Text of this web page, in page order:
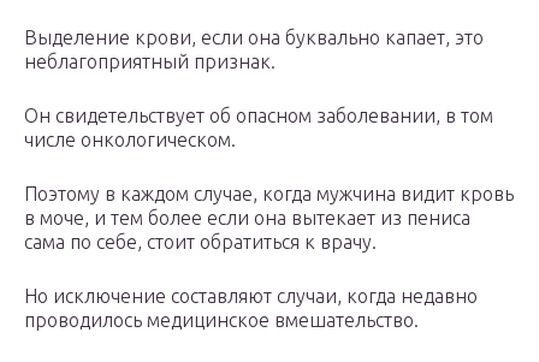
Выделение крови, если она буквально капает, это
неблагоприятный признак.
Он свидетельствует об опасном заболевании, в том
числе онкологическом.
Поэтому в каждом случае, когда мужчина видит кровь
в моче, и тем более если она вытекает из пениса
сама по себе, стоит обратиться к врачу.
Но исключение составляют случаи, когда недавно
проводилось медицинское вмешательство.